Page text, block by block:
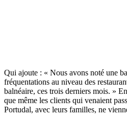
Qui ajoute : « Nous avons noté une
fréquentations au niveau des
balnéaire, ces trois derniers mois. »
que même les clients qui venaient
Portudal, avec leurs familles, ne